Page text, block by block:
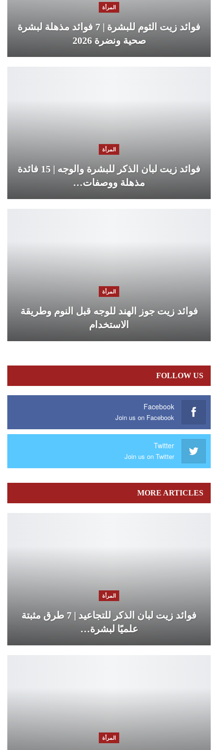
المرأة
فوائد زيت الثوم للبشرة | 7 فوائد مذهلة لبشرة
صحية ونضرة 2026
المرأة
فوائد زيت لبان الذكر للبشرة والوجه | 15 فائدة
مذهلة ووصفات…
المرأة
فوائد زيت جوز الهند للوجه قبل النوم وطريقة
الاستخدام
FOLLOW US
Facebook
Join us on Facebook
Twitter
Join us on Twitter
MORE ARTICLES
المرأة
فوائد زيت لبان الذكر للتجاعيد | 7 طرق مثبتة
علميًا لبشرة…
المرأة